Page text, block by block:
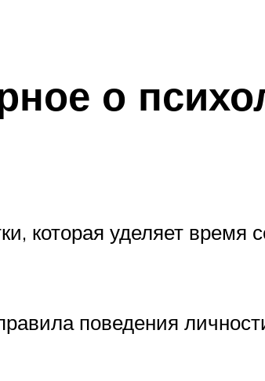
о
которая уделяет время
поведения